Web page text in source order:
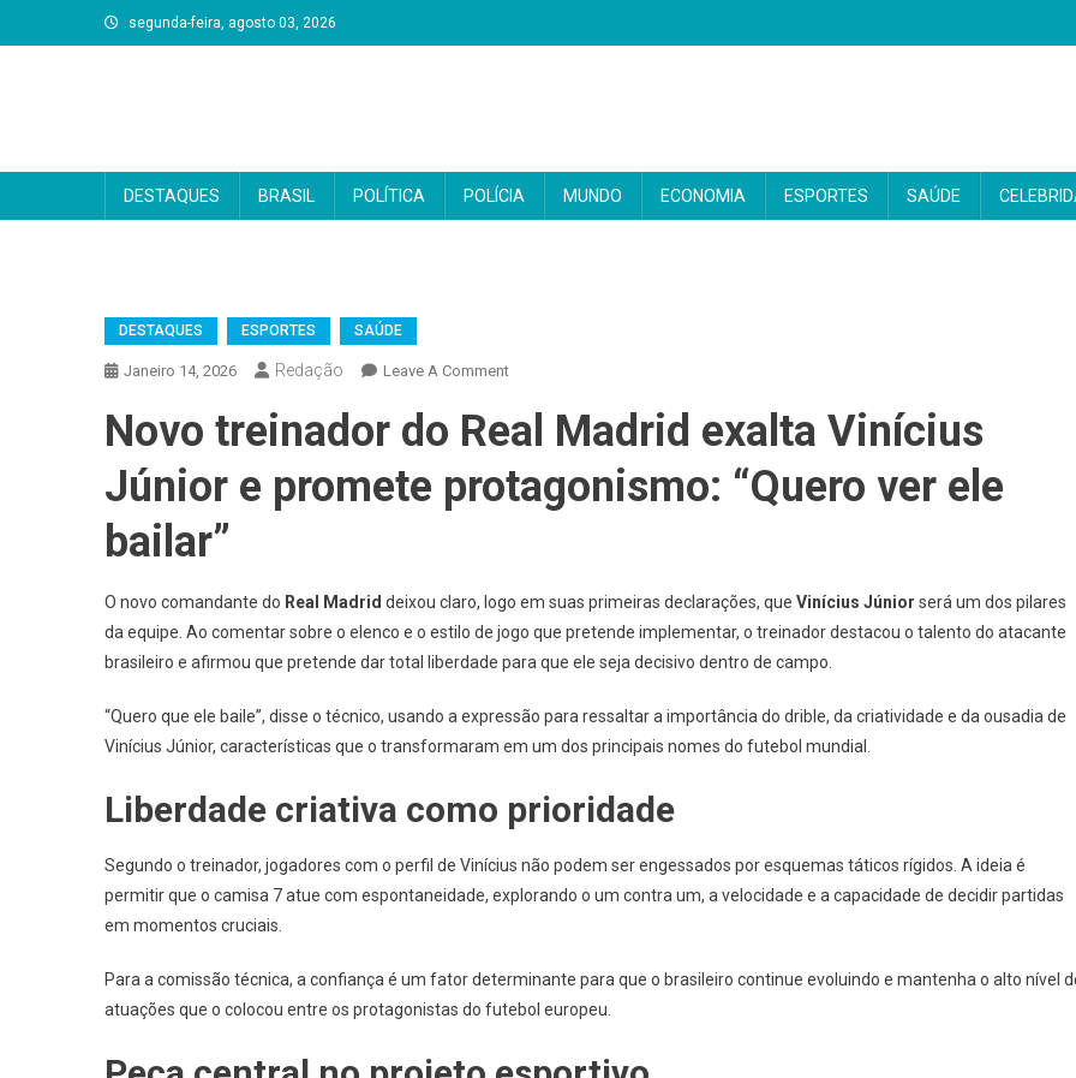
to
segunda-feira, agosto 03, 2026
DESTAQUES BRASIL POLÍTICA POLÍCIA MUNDO ECONOMIA ESPORTES SAÚDE
DESTAQUES ESPORTES SAÚDE
Janeiro 14, 2026 Redação Leave A CommentOn
Novo treinador do Real Madrid exalta Vinícius
Júnior e promete protagonismo: “Quero ver ele
bailar”
O novo comandante do Real Madrid deixou claro, logo em suas primeiras declarações, que Vinícius Júnior será um dos pilares
da equipe. Ao comentar sobre o elenco e o estilo de jogo que pretende implementar, o treinador destacou o talento do atacante
brasileiro e afirmou que pretende dar total liberdade para que ele seja decisivo dentro de campo.
“Quero que ele baile”, disse o técnico, usando a expressão para ressaltar a importância do drible, da criatividade e da ousadia de
Vinícius Júnior, características que o transformaram em um dos principais nomes do futebol mundial.
Liberdade criativa como prioridade
Segundo o treinador, jogadores com o perfil de Vinícius não podem ser engessados por esquemas táticos rígidos. A ideia é
permitir que o camisa 7 atue com espontaneidade, explorando o um contra um, a velocidade e a capacidade de decidir partidas
em momentos cruciais.
Para a comissão técnica, a confiança é um fator determinante para que o brasileiro continue evoluindo e mantenha o alto nível
atuações que o colocou entre os protagonistas do futebol europeu.